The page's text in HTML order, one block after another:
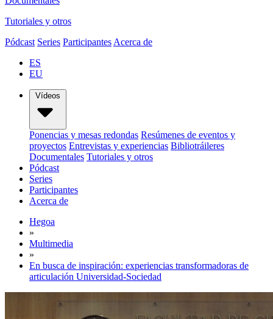
Tutoriales y otros
Pódcast Series Participantes Acerca de
ES
EU
Vídeos
Ponencias y mesas redondas Resúmenes de eventos y
proyectos Entrevistas y experiencias Bibliotráileres
Documentales Tutoriales y otros
Pódcast
Series
Participantes
Acerca de
Hegoa
»
Multimedia
»
En busca de inspiración: experiencias transformadoras de
articulación Universidad-Sociedad